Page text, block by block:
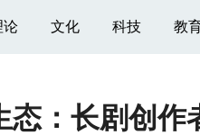
论 文化 科技 教
态：长剧创作